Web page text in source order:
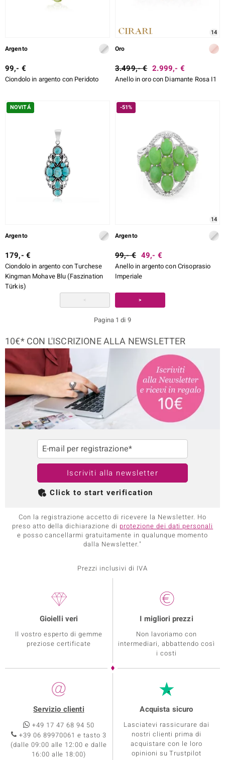
Argento
99,- €
Ciondolo in argento con Peridoto
14
Oro
3.499,- € 2.999,- €
Anello in oro con Diamante Rosa I1
NOVITÁ
Argento
179,- €
Ciondolo in argento con Turchese
Kingman Mohave Blu (Faszination
Türkis)
-51%
14
Argento
99,- € 49,- €
Anello in argento con Crisoprasio
Imperiale
< >
Pagina 1 di 9
10€* CON L'ISCRIZIONE ALLA NEWSLETTER
E-mail per registrazione*
Iscriviti alla newsletter
Click to start verification
Con la registrazione accetto di ricevere la Newsletter. Ho
preso atto della dichiarazione di protezione dei dati personali
e posso cancellarmi gratuitamente in qualunque momento
dalla Newsletter."
Prezzi inclusivi di IVA
Gioielli veri
Il vostro esperto di gemme
preziose certificate
I migliori prezzi
Non lavoriamo con
intermediari, abbattendo così
i costi
Servizio clienti
+49 17 47 68 94 50
+39 06 89970061 e tasto 3
(dalle 09:00 alle 12:00 e dalle
16:00 alle 18:00)
Acquista sicuro
Lasciatevi rassicurare dai
nostri clienti prima di
acquistare con le loro
opinioni su Trustpilot